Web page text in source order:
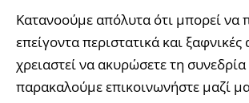
Κατανοούμε απόλυτα ότι μπορεί να
επείγοντα περιστατικά και ξαφνικές
χρειαστεί να ακυρώσετε τη
παρακαλούμε επικοινωνήστε μαζί